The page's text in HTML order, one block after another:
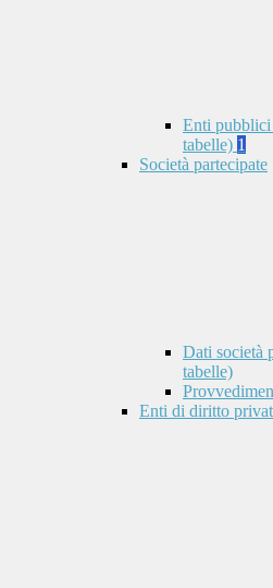
Enti
tabelle) 1
Società partecipate
Dati società
tabelle)
Enti di diritto